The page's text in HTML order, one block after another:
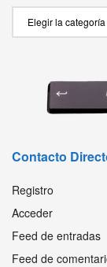
Contacto
Registro
Acceder
Feed de entradas
Feed de